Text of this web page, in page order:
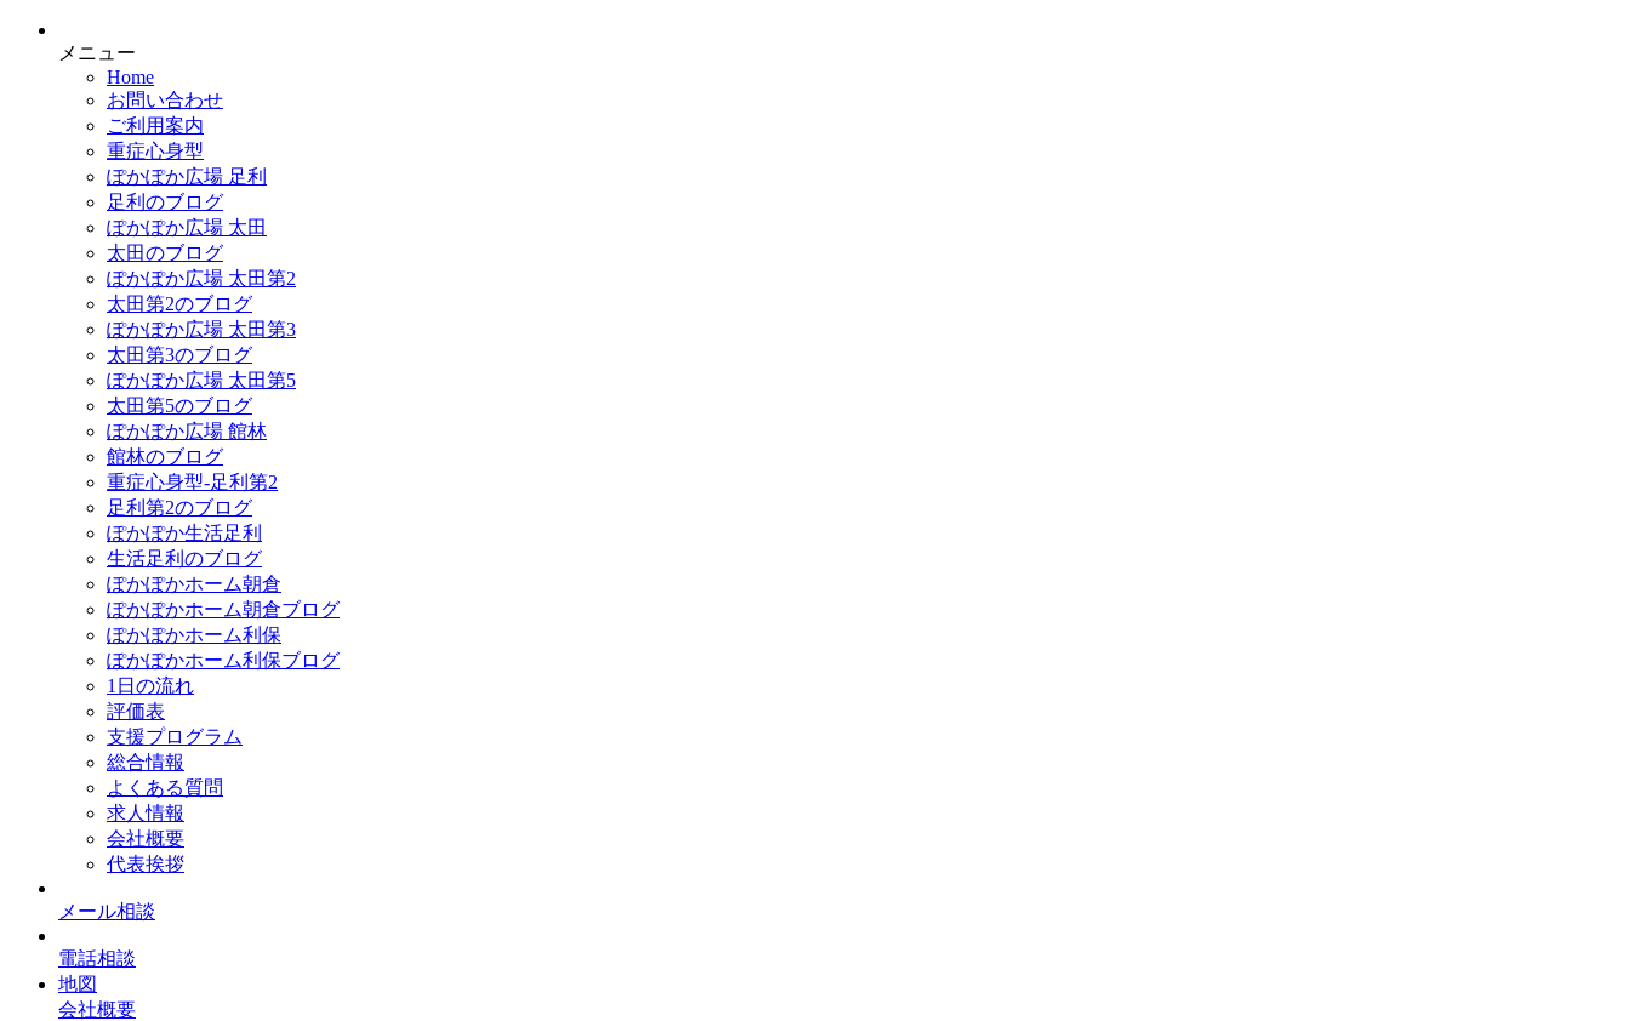
メニュー
Home
お問い合わせ
ご利用案内
重症心身型
ぽかぽか広場 足利
足利のブログ
ぽかぽか広場 太田
太田のブログ
ぽかぽか広場 太田第2
太田第2のブログ
ぽかぽか広場 太田第3
太田第3のブログ
ぽかぽか広場 太田第5
太田第5のブログ
ぽかぽか広場 館林
館林のブログ
重症心身型-足利第2
足利第2のブログ
ぽかぽか生活足利
生活足利のブログ
ぽかぽかホーム朝倉
ぽかぽかホーム朝倉ブログ
ぽかぽかホーム利保
ぽかぽかホーム利保ブログ
1日の流れ
評価表
支援プログラム
総合情報
よくある質問
求人情報
会社概要
代表挨拶
メール相談
電話相談
地図
会社概要